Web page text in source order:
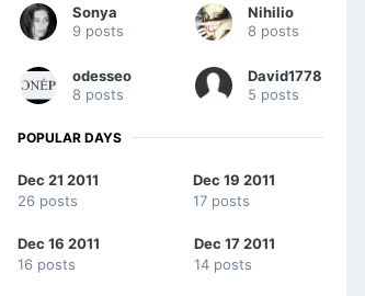
Sonya
9 posts
Nihilio
8 posts
odesseo
8 posts
David1778
5 posts
POPULAR DAYS
Dec 21 2011
26 posts
Dec 19 2011
17 posts
Dec 16 2011
16 posts
Dec 17 2011
14 posts